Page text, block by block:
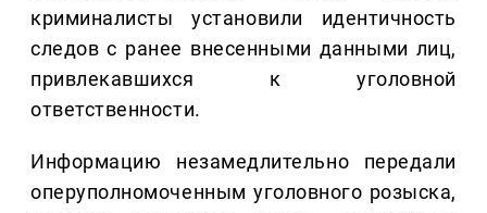
криминалисты установили идентичность
следов с ранее внесенными данными лиц,
привлекавшихся к уголовной
ответственности.
Информацию незамедлительно передали
оперуполномоченным уголовного розыска,